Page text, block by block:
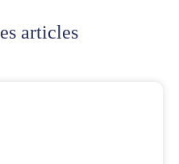
articles